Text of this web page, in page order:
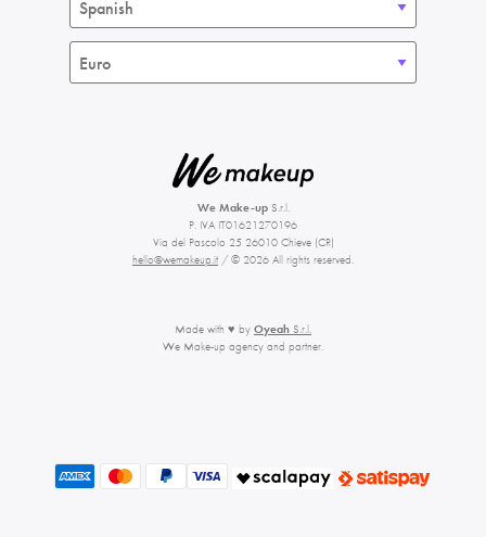
We Make-upS.r.l.
P. IVA IT01621270196
Via del Pascolo 25 26010 Chieve (CR)
hello@wemakeup.it / © 2026 All rights reserved.
Made with ♥ by Oyeah S.r.l.
We Make-up agency and partner.